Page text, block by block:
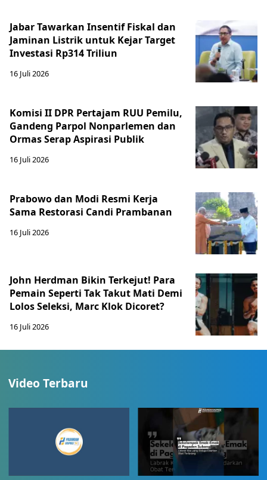
Jabar Tawarkan Insentif Fiskal dan
Jaminan Listrik untuk Kejar Target
Investasi Rp314 Triliun
16 Juli 2026
Komisi II DPR Pertajam RUU Pemilu,
Gandeng Parpol Nonparlemen dan
Ormas Serap Aspirasi Publik
16 Juli 2026
Prabowo dan Modi Resmi Kerja
Sama Restorasi Candi Prambanan
16 Juli 2026
John Herdman Bikin Terkejut! Para
Pemain Seperti Tak Takut Mati Demi
Lolos Seleksi, Marc Klok Dicoret?
16 Juli 2026
Video Terbaru